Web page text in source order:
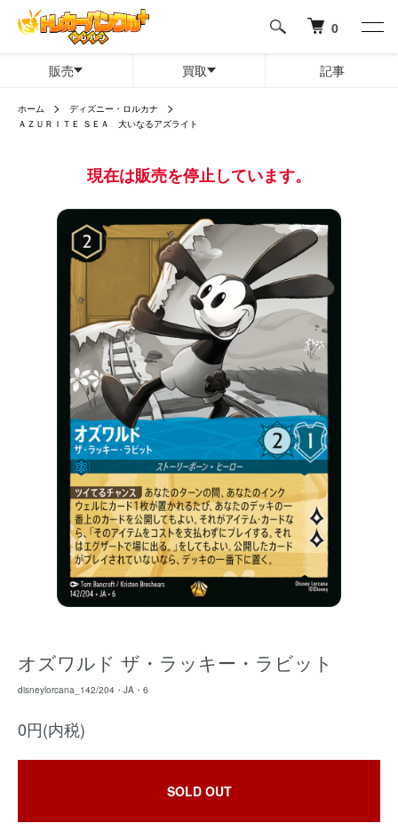
0
販売 買取 記事
ホーム
ディズニー・ロルカナ
ＡＺＵＲＩＴＥ ＳＥＡ 大いなるアズライト
現在は販売を停止しています。
オズワルド ザ・ラッキー・ラビット
disneylorcana_142/204・JA・6
0円(内税)
SOLD OUT